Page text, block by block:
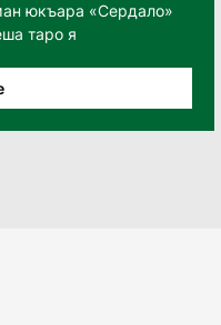
юкъара «Сердало»
таро я